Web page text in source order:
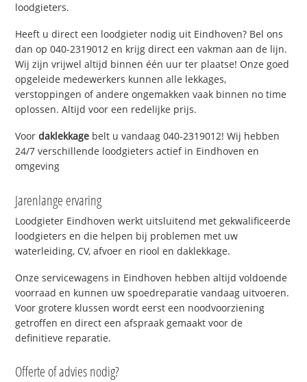
loodgieters.
Heeft u direct een loodgieter nodig uit Eindhoven? Bel ons
dan op 040-2319012 en krijg direct een vakman aan de lijn.
Wij zijn vrijwel altijd binnen één uur ter plaatse! Onze goed
opgeleide medewerkers kunnen alle lekkages,
verstoppingen of andere ongemakken vaak binnen no time
oplossen. Altijd voor een redelijke prijs.
Voordaklekkage belt u vandaag 040-2319012! Wij hebben
24/7 verschillende loodgieters actief in Eindhoven en
omgeving
Jarenlange ervaring
Loodgieter Eindhoven werkt uitsluitend met gekwalificeerde
loodgieters en die helpen bij problemen met uw
waterleiding, CV, afvoer en riool en daklekkage.
Onze servicewagens in Eindhoven hebben altijd voldoende
voorraad en kunnen uw spoedreparatie vandaag uitvoeren.
Voor grotere klussen wordt eerst een noodvoorziening
getroffen en direct een afspraak gemaakt voor de
definitieve reparatie.
Offerte of advies nodig?